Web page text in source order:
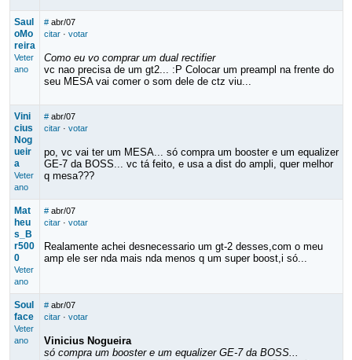
Saul
oMo
reira
Veter
ano
# abr/07
citar· votar
Como eu vo comprar um dual rectifier
vc nao precisa de um gt2... :P Colocar um preampl na frente do
seu MESA vai comer o som dele de ctz viu...
Vini
cius
Nog
ueir
a
Veter
ano
# abr/07
citar· votar
po, vc vai ter um MESA... só compra um booster e um equalizer
GE-7 da BOSS... vc tá feito, e usa a dist do ampli, quer melhor
q mesa???
Mat
heu
s_B
r500
0
Veter
ano
# abr/07
citar· votar
Realamente achei desnecessario um gt-2 desses,com o meu
amp ele ser nda mais nda menos q um super boost,i só...
Soul
face
Veter
ano
# abr/07
citar· votar
Vinicius Nogueira
só compra um booster e um equalizer GE-7 da BOSS...